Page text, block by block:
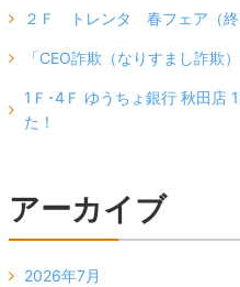
２Ｆ トレンタ 春フェア（終
「CEO詐欺（なりすまし詐欺
1Ｆ･4Ｆ ゆうちょ銀行 秋田店
た！
アーカイブ
2026年7月